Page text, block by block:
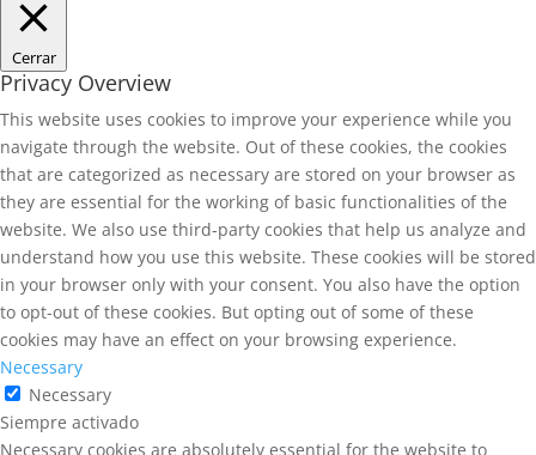
Cerrar
Privacy Overview
This website uses cookies to improve your experience while you
navigate through the website. Out of these cookies, the cookies
that are categorized as necessary are stored on your browser as
they are essential for the working of basic functionalities of the
website. We also use third-party cookies that help us analyze and
understand how you use this website. These cookies will be stored
in your browser only with your consent. You also have the option
to opt-out of these cookies. But opting out of some of these
cookies may have an effect on your browsing experience.
Necessary
Necessary
Siempre activado
Necessary cookies are absolutely essential for the website to